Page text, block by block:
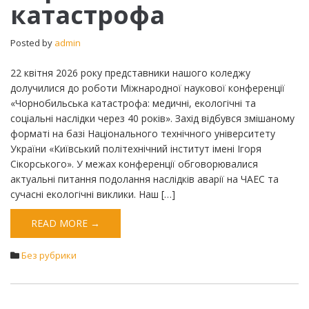
катастрофа
Posted by admin
22 квітня 2026 року представники нашого коледжу
долучилися до роботи Міжнародної наукової конференції
«Чорнобильська катастрофа: медичні, екологічні та
соціальні наслідки через 40 років». Захід відбувся змішаному
форматі на базі Національного технічного університету
України «Київський політехнічний інститут імені Ігоря
Сікорського». ​У межах конференції обговорювалися
актуальні питання подолання наслідків аварії на ЧАЕС та
сучасні екологічні виклики. Наш […]
READ MORE →
Без рубрики